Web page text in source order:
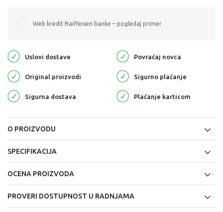
Web kredit Raiffeisen banke – pogledaj primer
Uslovi dostave Povraćaj novca
Original proizvodi Sigurno plaćanje
Sigurna dostava Plaćanje karticom
O PROIZVODU
SPECIFIKACIJA
OCENA PROIZVODA
PROVERI DOSTUPNOST U RADNJAMA